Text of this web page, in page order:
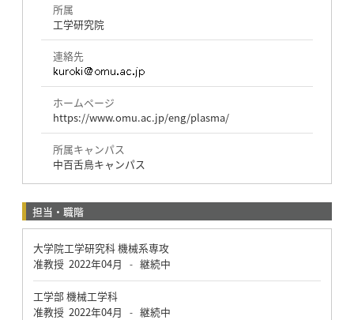
所属
工学研究院
連絡先
ホームページ
https://www.omu.ac.jp/eng/plasma/
所属キャンパス
中百舌鳥キャンパス
担当・職階
大学院工学研究科 機械系専攻
准教授 2022年04月 - 継続中
工学部 機械工学科
准教授 2022年04月 - 継続中